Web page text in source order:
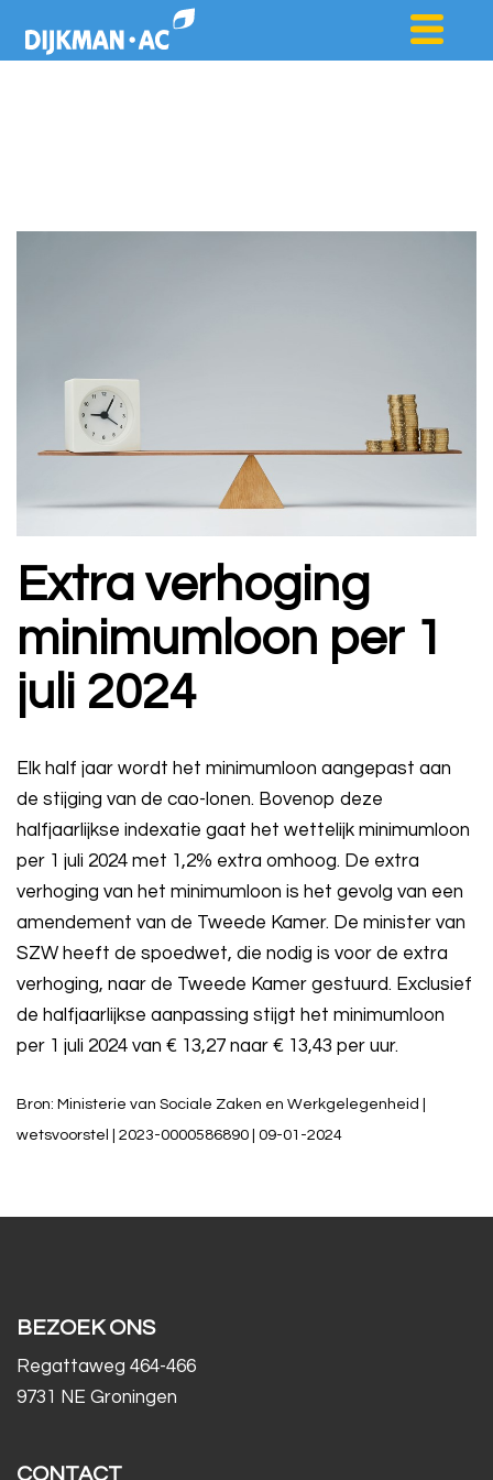
Extra verhoging
minimumloon per 1
juli 2024
Elk half jaar wordt het minimumloon aangepast aan
de stijging van de cao-lonen. Bovenop deze
halfjaarlijkse indexatie gaat het wettelijk minimumloon
per 1 juli 2024 met 1,2% extra omhoog. De extra
verhoging van het minimumloon is het gevolg van een
amendement van de Tweede Kamer. De minister van
SZW heeft de spoedwet, die nodig is voor de extra
verhoging, naar de Tweede Kamer gestuurd. Exclusief
de halfjaarlijkse aanpassing stijgt het minimumloon
per 1 juli 2024 van € 13,27 naar € 13,43 per uur.
Bron: Ministerie van Sociale Zaken en Werkgelegenheid |
wetsvoorstel | 2023-0000586890 | 09-01-2024
BEZOEK ONS
Regattaweg 464-466
9731 NE Groningen
CONTACT